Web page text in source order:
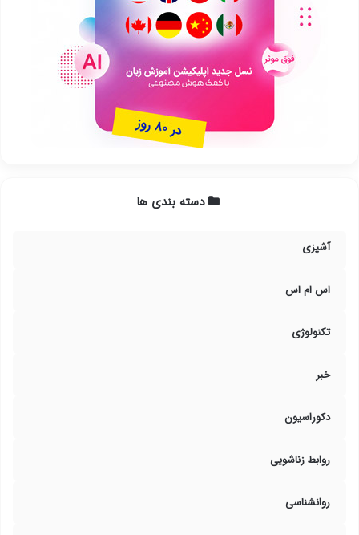
دسته بندی ها
آشپزی
اس ام اس
تکنولوژی
خبر
دکوراسیون
روابط زناشویی
روانشناسی